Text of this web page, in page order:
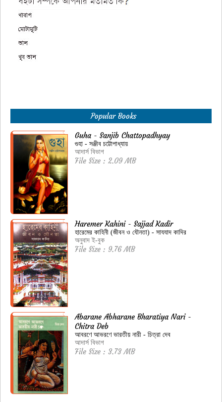
Popular Books
Guha - Sanjib Chattopadhyay
গুহা - সঞ্জীব চট্টোপাধ্যায়
আদার্স বিভাগ
File Size : 2.09 MB
Haremer Kahini - Sajjad Kadir
হারেমের কাহিনী (জীবন ও যৌনতা) - সাযযাদ কাদির
অনুবাদ ই-বুক
File Size : 9.76 MB
Abarane Abharane Bharatiya Nari -
Chitra Deb
আবরণে আভরণে ভারতীয় নারী - চিত্রা দেব
আদার্স বিভাগ
File Size : 3.73 MB